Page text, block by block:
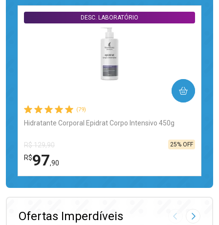
(79)
Hidratante Corporal Epidrat Corpo Intensivo 450g
DESC. LABORATÓRIO
R$ 129,90
R$97,90
25% OFF
COMPRAR
FECHAR
FECHAR
Ofertas Imperdíveis Imagem